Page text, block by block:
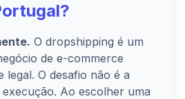
O dropshipping é um
de e-commerce
legal. O desafio não é a
execução. Ao escolher uma